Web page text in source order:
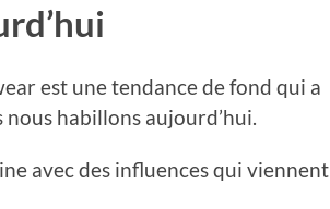
est une tendance de fond qui a
habillons aujourd’hui.
avec des influences qui viennent